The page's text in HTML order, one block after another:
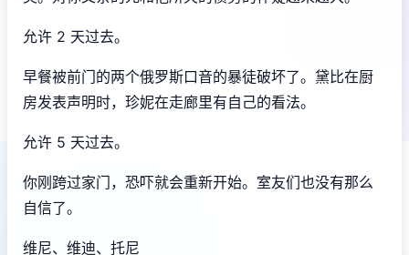
允许 2 天过去。
早餐被前门的两个俄罗斯口音的暴徒破坏了。黛比在厨
房发表声明时，珍妮在走廊里有自己的看法。
允许 5 天过去。
你刚跨过家门，恐吓就会重新开始。室友们也没有那么
自信了。
维尼、维迪、托尼